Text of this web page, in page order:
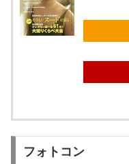
フォトコン